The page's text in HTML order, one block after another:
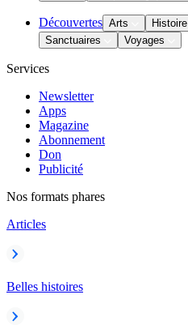
Découvertes Arts Histoire
Sanctuaires
Voyages
Services
Newsletter
Apps
Magazine
Abonnement
Don
Publicité
Nos formats phares
Articles
Belles histoires